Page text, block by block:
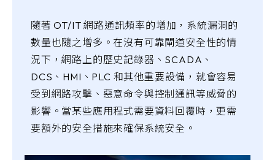
隨著 OT/IT 網路通訊頻率的增加，系統漏洞的
數量也隨之增多。在沒有可靠閘道安全性的情
況下，網路上的歷史記錄器、SCADA、
DCS、HMI、PLC 和其他重要設備，就會容易
受到網路攻擊、惡意命令與控制通訊等威脅的
影響。當某些應用程式需要資料回覆時，更需
要額外的安全措施來確保系統安全。